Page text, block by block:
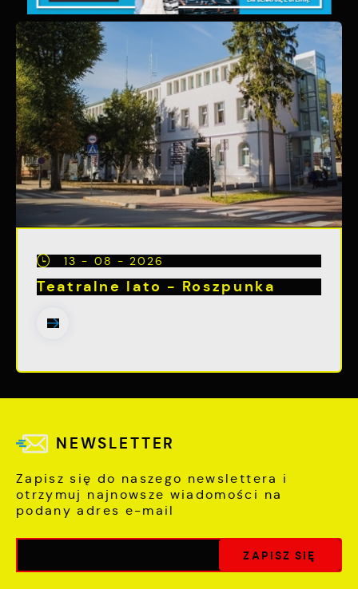
13 - 08 - 2026
Teatralne lato - Roszpunka
NEWSLETTER
Zapisz się do naszego newslettera i
otrzymuj najnowsze wiadomości na
podany adres e-mail